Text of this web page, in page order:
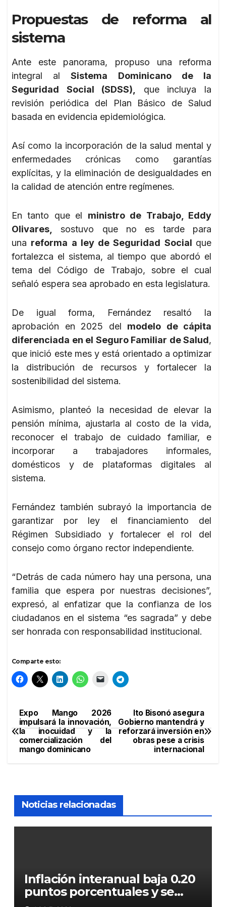
Propuestas de reforma al
sistema
Ante este panorama, propuso una reforma
integral alSistema Dominicano de la
Seguridad Social (SDSS), que incluya la
revisión periódica del Plan Básico de Salud
basada en evidencia epidemiológica.
Así como la incorporación de la salud mental y
enfermedades crónicas como garantías
explícitas, y la eliminación de desigualdades en
la calidad de atención entre regímenes.
En tanto que el ministro de Trabajo, Eddy
Olivares, sostuvo que no es tarde para
una reforma a ley de Seguridad Social que
fortalezca el sistema, al tiempo que abordó el
tema del Código de Trabajo, sobre el cual
señaló espera sea aprobado en esta legislatura.
De igual forma, Fernández resaltó la
aprobación en 2025 del modelo de cápita
diferenciada en el Seguro Familiar de Salud,
que inició este mes y está orientado a optimizar
la distribución de recursos y fortalecer la
sostenibilidad del sistema.
Asimismo, planteó la necesidad de elevar la
pensión mínima, ajustarla al costo de la vida,
reconocer el trabajo de cuidado familiar, e
incorporar a trabajadores informales,
domésticos y de plataformas digitales al
sistema.
Fernández también subrayó la importancia de
garantizar por ley el financiamiento del
Régimen Subsidiado y fortalecer el rol del
consejo como órgano rector independiente.
“Detrás de cada número hay una persona, una
familia que espera por nuestras decisiones”,
expresó, al enfatizar que la confianza de los
ciudadanos en el sistema “es sagrada” y debe
ser honrada con responsabilidad institucional.
Comparte esto:
Navegación
de
entradas
Ito Bisonó asegura
Gobierno mantendrá y
reforzará inversión en
obras pese a crisis
internacional
Expo Mango 2026
impulsará la innovación,
la inocuidad y la
comercialización del
mango dominicano
Noticias relacionadas
Inflación interanual baja 0.20
puntos porcentuales y se